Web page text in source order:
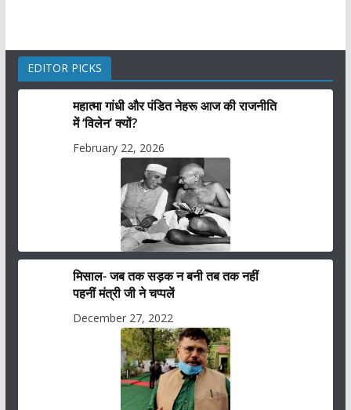
EDITOR PICKS
महात्मा गांधी और पंडित नेहरू आज की राजनीति
में ‘विलेन’ क्यों?
February 22, 2026
मिसाल- जब तक सड़क न बनी तब तक नहीं
पहनीं मंत्री जी ने चप्पलें
December 27, 2022